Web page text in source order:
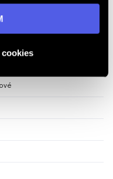
zásadách ochrany